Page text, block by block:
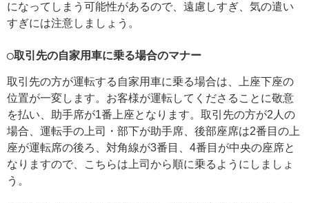
になってしまう可能性があるので、遠慮しすぎ、気の遣い
すぎには注意しましょう。
◯取引先の自家用車に乗る場合のマナー
取引先の方が運転する自家用車に乗る場合は、上座下座の
位置が一変します。お客様が運転してくださることに敬意
を払い、助手席が1番上座となります。取引先の方が2人の
場合、運転手の上司・部下が助手席、後部座席は2番目の上
座が運転席の後ろ、対角線が3番目、4番目が中央の座席と
なりますので、こちらは上司から順に乗るようにしましょ
う。